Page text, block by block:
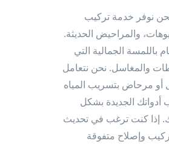
نوفر خدمة تركيب
والمراحيض الحديثة.
الجمالية التي
والمغاسل. نحن نتعامل
أو مرحاض بتسريب المياه
أدواتك الجديدة بشكل
إذا كنت ترغب في تحديث
وإصلاح متفوقة